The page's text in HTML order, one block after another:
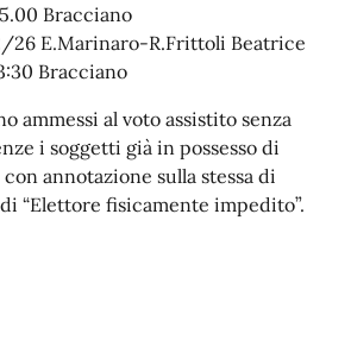
Bracciano
26 E.Marinaro-R.Frittoli Beatrice
Bracciano
ammessi al voto assistito senza
i soggetti già in possesso di
annotazione sulla stessa di
“Elettore fisicamente impedito”.